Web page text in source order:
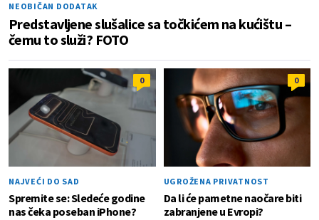
NEOBIČAN DODATAK
Predstavljene slušalice sa točkićem na kućištu –
čemu to služi? FOTO
0
NAJVEĆI DO SAD
Spremite se: Sledeće godine
nas čeka poseban iPhone?
0
UGROŽENA PRIVATNOST
Da li će pametne naočare biti
zabranjene u Evropi?